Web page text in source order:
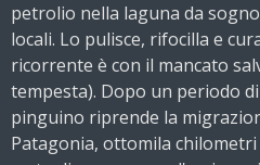
petrolio nella laguna da
locali. Lo pulisce, rifocilla e
ricorrente è con il mancato
tempesta). Dopo un periodo
pinguino riprende la
Patagonia, ottomila